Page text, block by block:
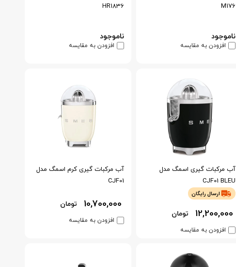
M176
ناموجود
افزودن به مقایسه
HR1836
ناموجود
افزودن به مقایسه
آب مرکبات گیری اسمگ مدل
CJF01 BLEU
ارسال رایگان
12,200,000 تومان
افزودن به مقایسه
آب مرکبات گیری کرم اسمگ مدل
CJF01
10,700,000 تومان
افزودن به مقایسه